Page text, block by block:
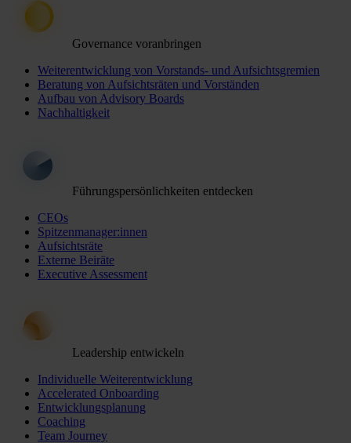
Governance voranbringen
Weiterentwicklung von Vorstands- und Aufsichtsgremien
Beratung von Aufsichtsräten und Vorständen
Aufbau von Advisory Boards
Nachhaltigkeit
Führungspersönlichkeiten entdecken
CEOs
Spitzenmanager:innen
Aufsichtsräte
Externe Beiräte
Executive Assessment
Leadership entwickeln
Individuelle Weiterentwicklung
Accelerated Onboarding
Entwicklungsplanung
Coaching
Team Journey